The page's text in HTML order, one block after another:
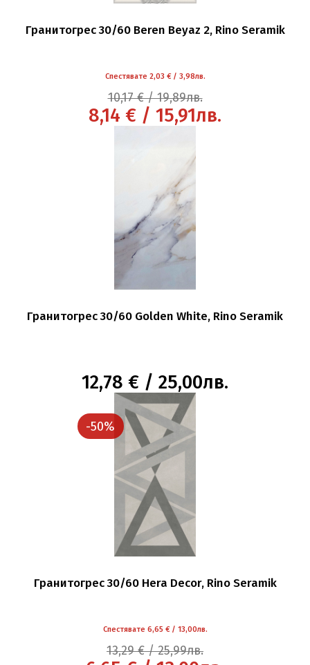
Гранитогрес 30/60 Beren Beyaz 2, Rino Seramik
Спестявате 2,03 € / 3,98лв.
10,17 € / 19,89лв.
8,14 € / 15,91лв.
Гранитогрес 30/60 Golden White, Rino Seramik
12,78 € / 25,00лв.
-50%
Гранитогрес 30/60 Hera Decor, Rino Seramik
Спестявате 6,65 € / 13,00лв.
13,29 € / 25,99лв.